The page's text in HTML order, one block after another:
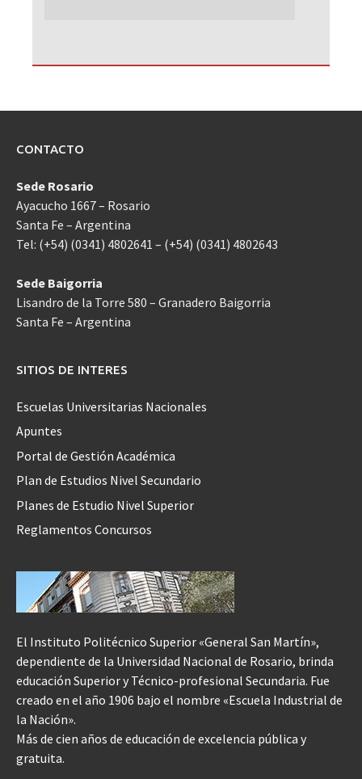
CONTACTO
Sede Rosario
Ayacucho 1667 – Rosario
Santa Fe – Argentina
Tel: (+54) (0341) 4802641 – (+54) (0341) 4802643
Sede Baigorria
Lisandro de la Torre 580 – Granadero Baigorria
Santa Fe – Argentina
SITIOS DE INTERES
Escuelas Universitarias Nacionales
Apuntes
Portal de Gestión Académica
Plan de Estudios Nivel Secundario
Planes de Estudio Nivel Superior
Reglamentos Concursos
El Instituto Politécnico Superior «General San Martín»,
dependiente de la Universidad Nacional de Rosario, brinda
educación Superior y Técnico-profesional Secundaria. Fue
creado en el año 1906 bajo el nombre «Escuela Industrial de
la Nación».
Más de cien años de educación de excelencia pública y
gratuita.